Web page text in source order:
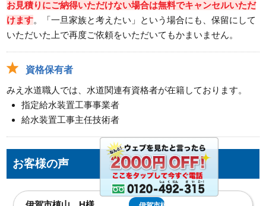
お見積りにご納得いただけない場合は無料でキャンセルいただ
けます。「一旦家族と考えたい」という場合にも、保留にして
いただいた上で再度ご依頼をいただいてもかまいません。
資格保有者
みえ水道職人では、水道関連有資格者が在籍しております。
指定給水装置工事事業者
給水装置工事主任技術者
お客様の声